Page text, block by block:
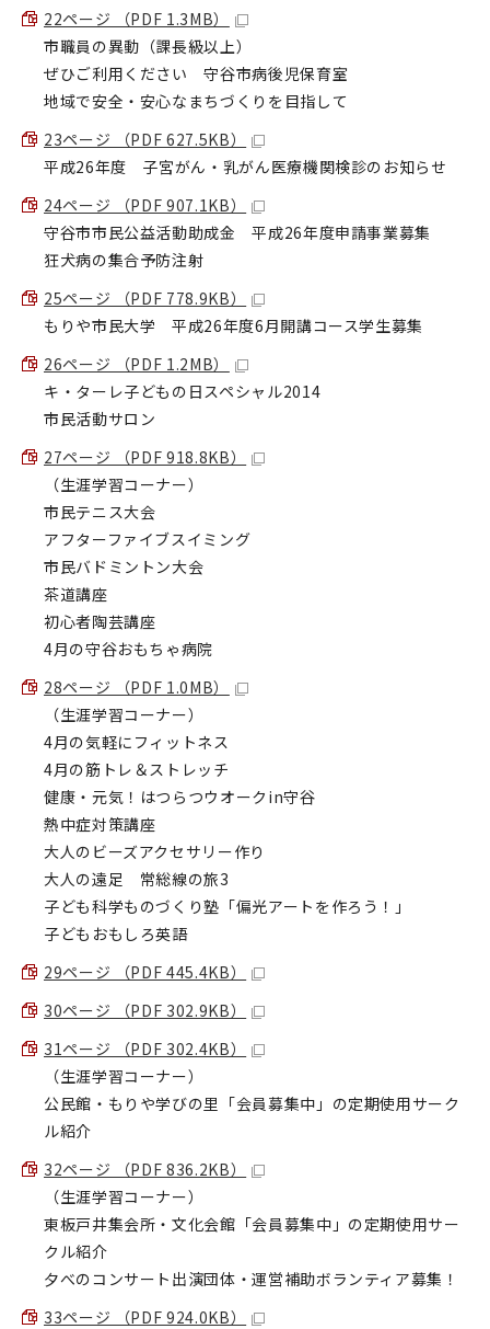
22ページ （PDF 1.3MB）
市職員の異動（課長級以上）
ぜひご利用ください 守谷市病後児保育室
地域で安全・安心なまちづくりを目指して
23ページ （PDF 627.5KB）
平成26年度 子宮がん・乳がん医療機関検診のお知らせ
24ページ （PDF 907.1KB）
守谷市市民公益活動助成金 平成26年度申請事業募集
狂犬病の集合予防注射
25ページ （PDF 778.9KB）
もりや市民大学 平成26年度6月開講コース学生募集
26ページ （PDF 1.2MB）
キ・ターレ子どもの日スペシャル2014
市民活動サロン
27ページ （PDF 918.8KB）
（生涯学習コーナー）
市民テニス大会
アフターファイブスイミング
市民バドミントン大会
茶道講座
初心者陶芸講座
4月の守谷おもちゃ病院
28ページ （PDF 1.0MB）
（生涯学習コーナー）
4月の気軽にフィットネス
4月の筋トレ＆ストレッチ
健康・元気！はつらつウオークin守谷
熱中症対策講座
大人のビーズアクセサリー作り
大人の遠足 常総線の旅3
子ども科学ものづくり塾「偏光アートを作ろう！」
子どもおもしろ英語
29ページ （PDF 445.4KB）
30ページ （PDF 302.9KB）
31ページ （PDF 302.4KB）
（生涯学習コーナー）
公民館・もりや学びの里「会員募集中」の定期使用サーク
ル紹介
32ページ （PDF 836.2KB）
（生涯学習コーナー）
東板戸井集会所・文化会館「会員募集中」の定期使用サー
クル紹介
夕べのコンサート出演団体・運営補助ボランティア募集！
33ページ （PDF 924.0KB）